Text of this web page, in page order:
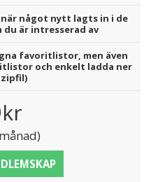
något nytt lagts in i de
du är intresserad av
favoritlistor, men även
och enkelt ladda ner